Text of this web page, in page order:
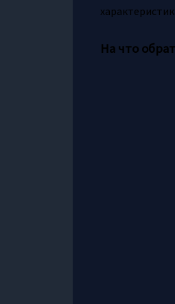
На что